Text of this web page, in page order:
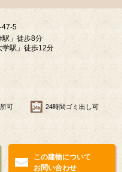
47-5
駅」徒歩8分
学駅」徒歩12分
可 24時間ゴミ出し可
この建物について
お問い合わせ